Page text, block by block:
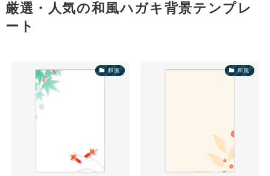
厳選・人気の和風ハガキ背景テンプレ
ート
和風 和風